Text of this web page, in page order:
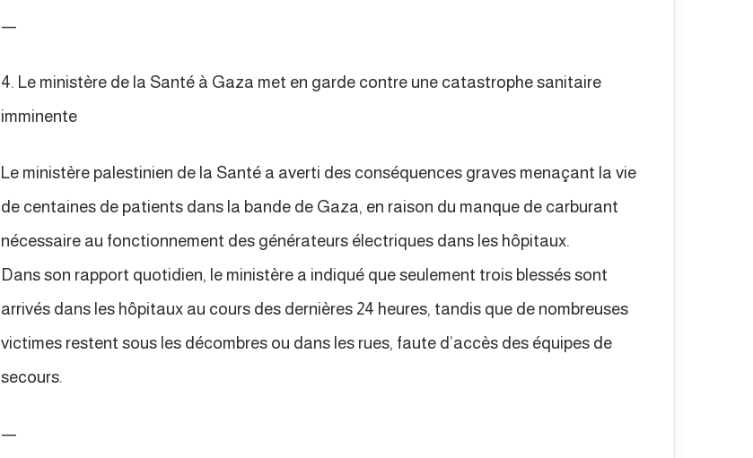
—
4. Le ministère de la Santé à Gaza met en garde contre une catastrophe sanitaire
imminente
Le ministère palestinien de la Santé a averti des conséquences graves menaçant la vie
de centaines de patients dans la bande de Gaza, en raison du manque de carburant
nécessaire au fonctionnement des générateurs électriques dans les hôpitaux.
Dans son rapport quotidien, le ministère a indiqué que seulement trois blessés sont
arrivés dans les hôpitaux au cours des dernières 24 heures, tandis que de nombreuses
victimes restent sous les décombres ou dans les rues, faute d’accès des équipes de
secours.
—